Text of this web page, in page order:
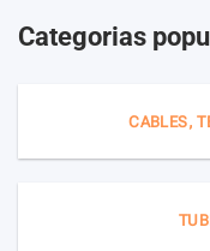
Categorias
CABLES,